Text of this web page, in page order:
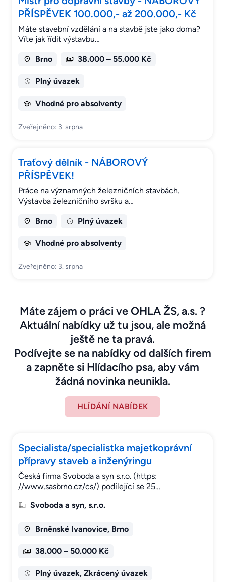
PŘÍSPĚVEK 100.000,- až 200.000,- Kč
Máte stavební vzdělání a na stavbě jste jako doma?
Víte jak řídit výstavbu…
Brno 38.000 – 55.000 Kč
Plný úvazek
Vhodné pro absolventy
Zveřejněno: 3. srpna
Traťový dělník - NÁBOROVÝ
PŘÍSPĚVEK!
Práce na významných železničních stavbách.
Výstavba železničního svršku a…
Brno Plný úvazek
Vhodné pro absolventy
Zveřejněno: 3. srpna
Máte zájem o práci ve OHLA ŽS, a.s. ?
Aktuální nabídky už tu jsou, ale možná
ještě ne ta pravá.
Podívejte se na nabídky od dalších firem
a zapněte si Hlídacího psa, aby vám
žádná novinka neunikla.
HLÍDÁNÍ NABÍDEK
Specialista/specialistka majetkoprávní
přípravy staveb a inženýringu
Česká firma Svoboda a syn s.r.o. (https:
//www.sasbrno.cz/cs/) podílející se 25…
Svoboda a syn, s.r.o.
Brněnské Ivanovice, Brno
38.000 – 50.000 Kč
Plný úvazek, Zkrácený úvazek